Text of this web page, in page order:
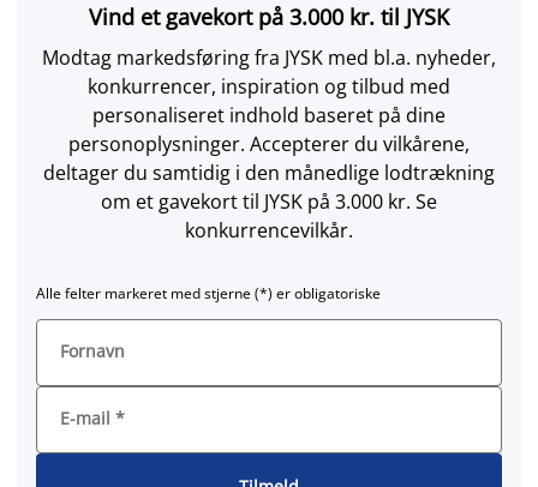
Vind et gavekort på 3.000 kr. til JYSK
Modtag markedsføring fra JYSK med bl.a. nyheder,
konkurrencer, inspiration og tilbud med
personaliseret indhold baseret på dine
personoplysninger. Accepterer du vilkårene,
deltager du samtidig i den månedlige lodtrækning
om et gavekort til JYSK på 3.000 kr. Se
konkurrencevilkår.
Alle felter markeret med stjerne (*) er obligatoriske
Fornavn
E-mail *